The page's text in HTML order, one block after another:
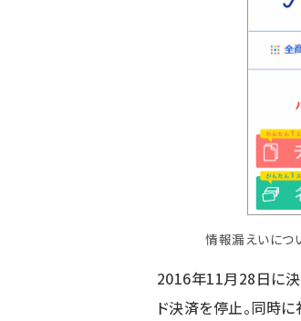
情報漏えいにつ
2016年11月28日に
ド決済を停止。同時